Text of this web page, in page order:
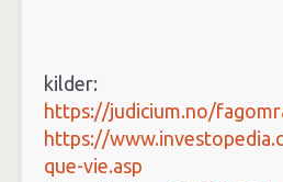
kilder:
https://judicium.no/
https://
que-vie.asp